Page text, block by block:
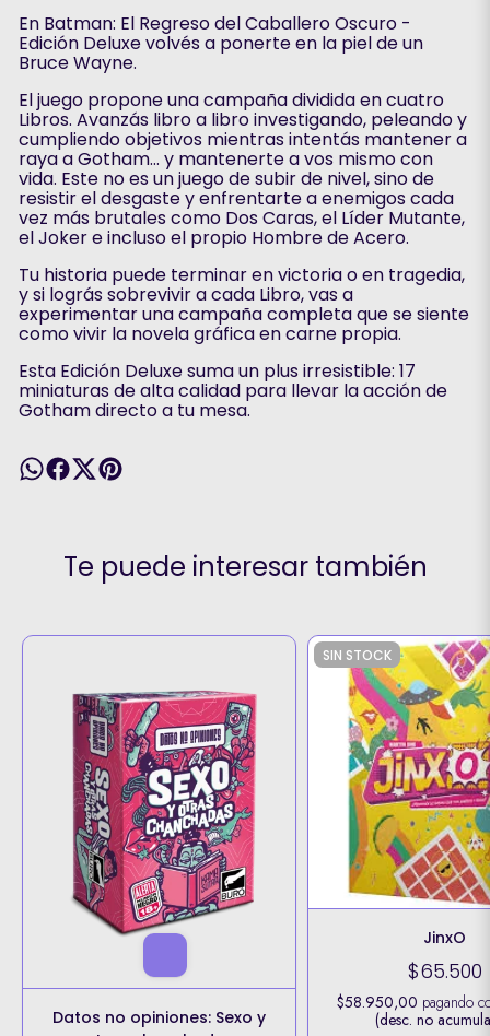
En Batman: El Regreso del Caballero Oscuro -
Edición Deluxe volvés a ponerte en la piel de un
Bruce Wayne.
El juego propone una campaña dividida en cuatro
Libros. Avanzás libro a libro investigando, peleando y
cumpliendo objetivos mientras intentás mantener a
raya a Gotham… y mantenerte a vos mismo con
vida. Este no es un juego de subir de nivel, sino de
resistir el desgaste y enfrentarte a enemigos cada
vez más brutales como Dos Caras, el Líder Mutante,
el Joker e incluso el propio Hombre de Acero.
Tu historia puede terminar en victoria o en tragedia,
y si lográs sobrevivir a cada Libro, vas a
experimentar una campaña completa que se siente
como vivir la novela gráfica en carne propia.
Esta Edición Deluxe suma un plus irresistible: 17
miniaturas de alta calidad para llevar la acción de
Gotham directo a tu mesa.
Te puede interesar también
Datos no opiniones: Sexo y
SIN STOCK
JinxO
$65.500
$58.950,00 pagando
(desc. no